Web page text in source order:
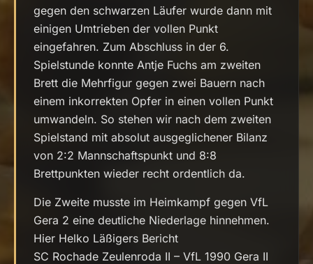
gegen den schwarzen Läufer wurde dann mit
einigen Umtrieben der vollen Punkt
eingefahren. Zum Abschluss in der 6.
Spielstunde konnte Antje Fuchs am zweiten
Brett die Mehrfigur gegen zwei Bauern nach
einem inkorrekten Opfer in einen vollen Punkt
umwandeln. So stehen wir nach dem zweiten
Spielstand mit absolut ausgeglichener Bilanz
von 2:2 Mannschaftspunkt und 8:8
Brettpunkten wieder recht ordentlich da.
Die Zweite musste im Heimkampf gegen VfL
Gera 2 eine deutliche Niederlage hinnehmen.
Hier Helko Läßigers Bericht
SC Rochade Zeulenroda II – VfL 1990 Gera II